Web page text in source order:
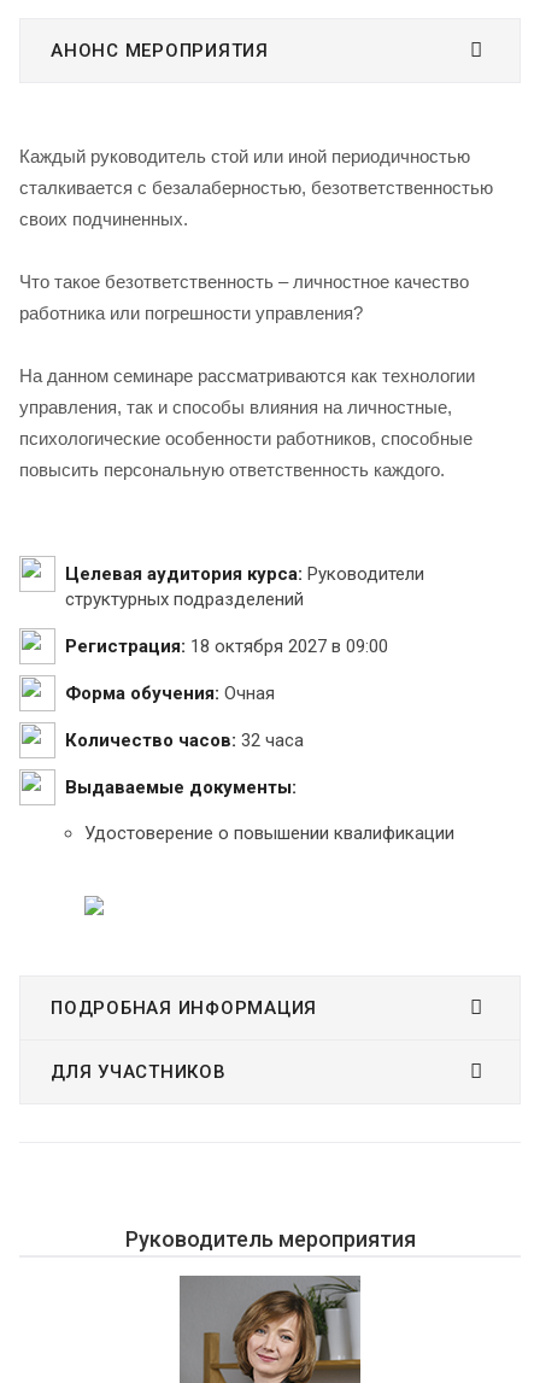
АНОНС МЕРОПРИЯТИЯ
Каждый руководитель стой или иной периодичностью
сталкивается с безалаберностью, безответственностью
своих подчиненных.
Что такое безответственность – личностное качество
работника или погрешности управления?
На данном семинаре рассматриваются как технологии
управления, так и способы влияния на личностные,
психологические особенности работников, способные
повысить персональную ответственность каждого.
Целевая аудитория курса: Руководители
структурных подразделений
Регистрация: 18 октября 2027 в 09:00
Форма обучения: Очная
Количество часов: 32 часа
Выдаваемые документы:
Удостоверение о повышении квалификации
ПОДРОБНАЯ ИНФОРМАЦИЯ
ДЛЯ УЧАСТНИКОВ
Руководитель мероприятия